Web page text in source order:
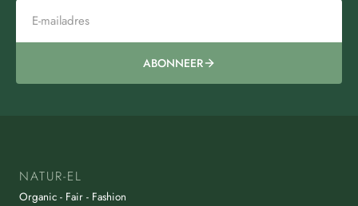
ABONNEER
NATUR-EL
Organic - Fair - Fashion